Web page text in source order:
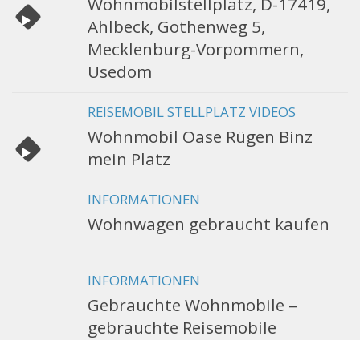
Ahlbeck, Gothenweg 5,
Mecklenburg-Vorpommern,
Usedom
REISEMOBIL STELLPLATZ VIDEOS
Wohnmobil Oase Rügen Binz
mein Platz
INFORMATIONEN
Wohnwagen gebraucht kaufen
INFORMATIONEN
Gebrauchte Wohnmobile –
gebrauchte Reisemobile